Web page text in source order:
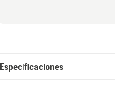
Especificaciones